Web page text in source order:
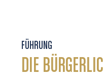
FÜHRUNG
DIE